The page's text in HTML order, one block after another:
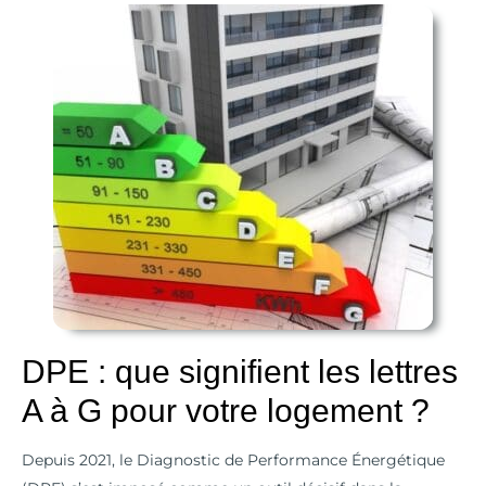
DPE : que signifient les lettres
A à G pour votre logement ?
Depuis 2021, le Diagnostic de Performance Énergétique
signifient
lettres
pour
votre
logement
?